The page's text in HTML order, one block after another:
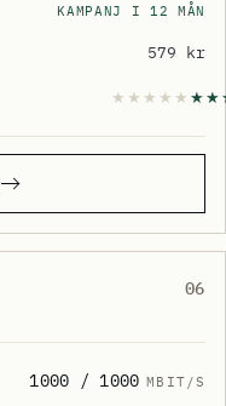
KAMPANJ I 12 MÅN
579 kr
06
1000 / 1000 MBIT/S